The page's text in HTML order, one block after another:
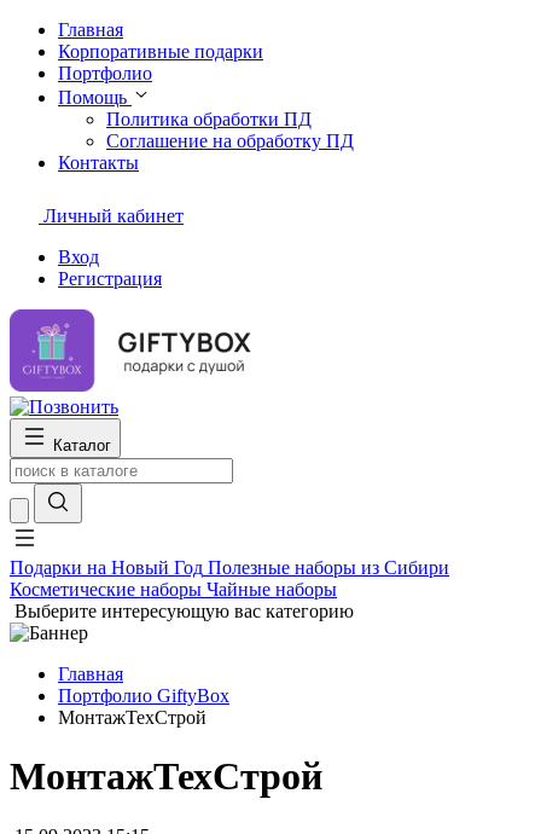
Главная
Корпоративные подарки
Портфолио
Помощь
Политика обработки ПД
Соглашение на обработку ПД
Контакты
Личный кабинет
Вход
Регистрация
Каталог
Подарки на Новый Год Полезные наборы из Сибири
Косметические наборы Чайные наборы
Выберите интересующую вас категорию
Главная
Портфолио GiftyBox
МонтажТехСтрой
МонтажТехСтрой